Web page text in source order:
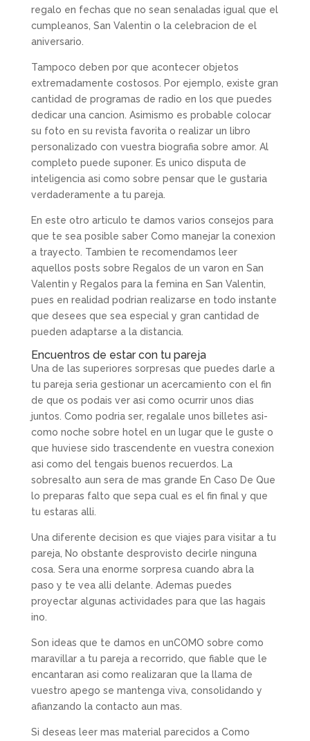
regalo en fechas que no sean senaladas igual que el
cumpleanos, San Valentin o la celebracion de el
aniversario.
Tampoco deben por que acontecer objetos
extremadamente costosos. Por ejemplo, existe gran
cantidad de programas de radio en los que puedes
dedicar una cancion. Asimismo es probable colocar
su foto en su revista favorita o realizar un libro
personalizado con vuestra biografia sobre amor. Al
completo puede suponer. Es unico disputa de
inteligencia asi­ como sobre pensar que le gustaria
verdaderamente a tu pareja.
En este otro articulo te damos varios consejos para
que te sea posible saber Como manejar la conexion
a trayecto. Tambien te recomendamos leer
aquellos posts sobre Regalos de un varon en San
Valentin y Regalos para la femina en San Valentin,
pues en realidad podri­an realizarse en todo instante
que desees que sea especial y gran cantidad de
pueden adaptarse a la distancia.
Encuentros de estar con tu pareja
Una de las superiores sorpresas que puedes darle a
tu pareja seri­a gestionar un acercamiento con el fin
de que os podais ver asi­ como ocurrir unos dias
juntos. Como podri­a ser, regalale unos billetes asi­
como noche sobre hotel en un lugar que le guste o
que huviese sido trascendente en vuestra conexion
asi­ como del tengais buenos recuerdos. La
sobresalto aun sera de mas grande En Caso De Que
lo preparas falto que sepa cual es el fin final y que
tu estaras alli.
Una diferente decision es que viajes para visitar a tu
pareja, No obstante desprovisto decirle ninguna
cosa. Sera una enorme sorpresa cuando abra la
paso y te vea alli delante. Ademas puedes
proyectar algunas actividades para que las hagais
ino.
Son ideas que te damos en unCOMO sobre como
maravillar a tu pareja a recorrido, que fiable que le
encantaran asi­ como realizaran que la llama de
vuestro apego se mantenga viva, consolidando y
afianzando la contacto aun mas.
Si deseas leer mas material parecidos a Como